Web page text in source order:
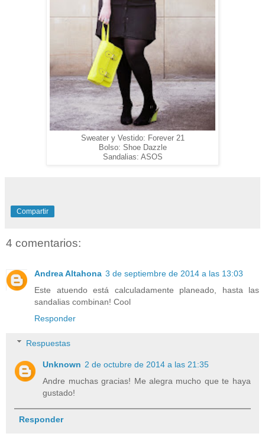
Sweater y Vestido: Forever 21
Bolso: Shoe Dazzle
Sandalias: ASOS
Compartir
4 comentarios:
Andrea Altahona 3 de septiembre de 2014 a las 13:03
Este atuendo está calculadamente planeado, hasta las
sandalias combinan! Cool
Responder
Respuestas
Unknown 2 de octubre de 2014 a las 21:35
Andre muchas gracias! Me alegra mucho que te haya
gustado!
Responder